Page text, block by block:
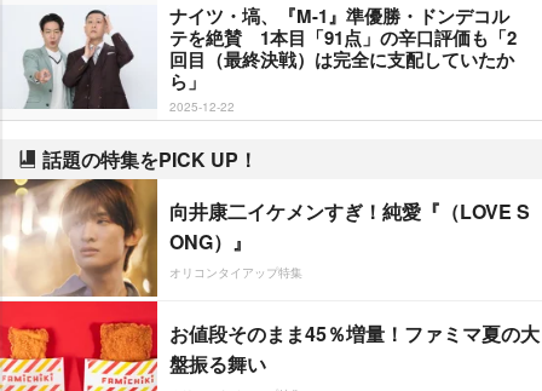
ナイツ・塙、『M-1』準優勝・ドンデコル
テを絶賛 1本目「91点」の辛口評価も「2
回目（最終決戦）は完全に支配していたか
ら」
2025-12-22
話題の特集をPICK UP！
向井康二イケメンすぎ！純愛『（LOVE S
ONG）』
オリコンタイアップ特集
お値段そのまま45％増量！ファミマ夏の大
盤振る舞い